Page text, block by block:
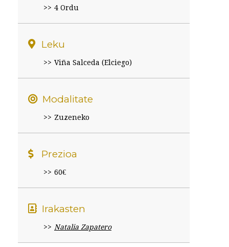
4 Ordu
Leku
Viña Salceda (Elciego)
Modalitate
Zuzeneko
Prezioa
60€
Irakasten
Natalia Zapatero